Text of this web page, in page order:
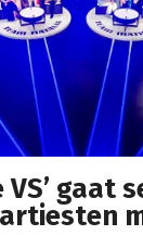
VS’ gaat